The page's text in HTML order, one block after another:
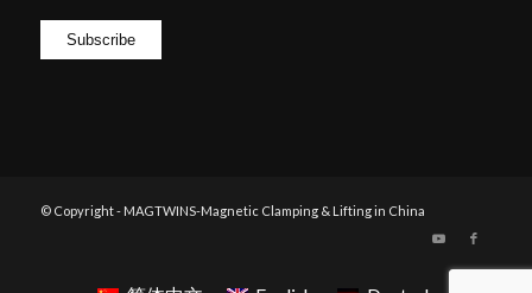
© Copyright - MAGTWINS-Magnetic Clamping & Lifting in China